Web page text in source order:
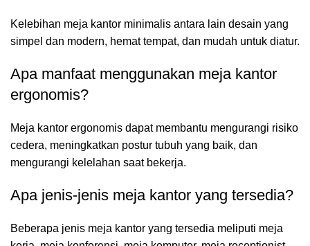
Kelebihan meja kantor minimalis antara lain desain yang
simpel dan modern, hemat tempat, dan mudah untuk diatur.
Apa manfaat menggunakan meja kantor
ergonomis?
Meja kantor ergonomis dapat membantu mengurangi risiko
cedera, meningkatkan postur tubuh yang baik, dan
mengurangi kelelahan saat bekerja.
Apa jenis-jenis meja kantor yang tersedia?
Beberapa jenis meja kantor yang tersedia meliputi meja